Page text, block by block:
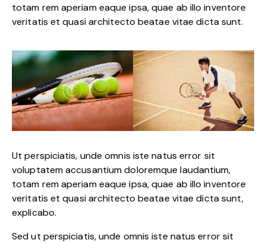
totam rem aperiam eaque ipsa, quae ab illo inventore
veritatis et quasi architecto beatae vitae dicta sunt.
Ut perspiciatis, unde omnis iste natus error sit
voluptatem accusantium doloremque laudantium,
totam rem aperiam eaque ipsa, quae ab illo inventore
veritatis et quasi architecto beatae vitae dicta sunt,
explicabo.
Sed ut perspiciatis, unde omnis iste natus error sit